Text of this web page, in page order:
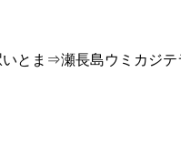
とま⇒瀬長島ウミカジテ